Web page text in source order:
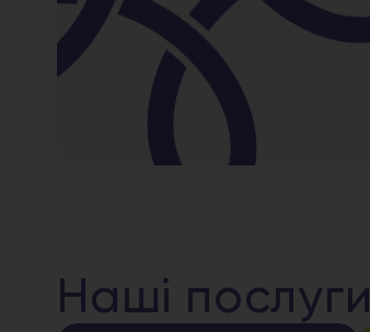
Наші послуги